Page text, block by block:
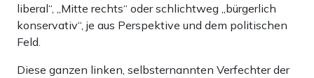
liberal“, „Mitte rechts“ oder schlichtweg „bürgerlich
konservativ“, je aus Perspektive und dem politischen
Feld.
Diese ganzen linken, selbsternannten Verfechter der